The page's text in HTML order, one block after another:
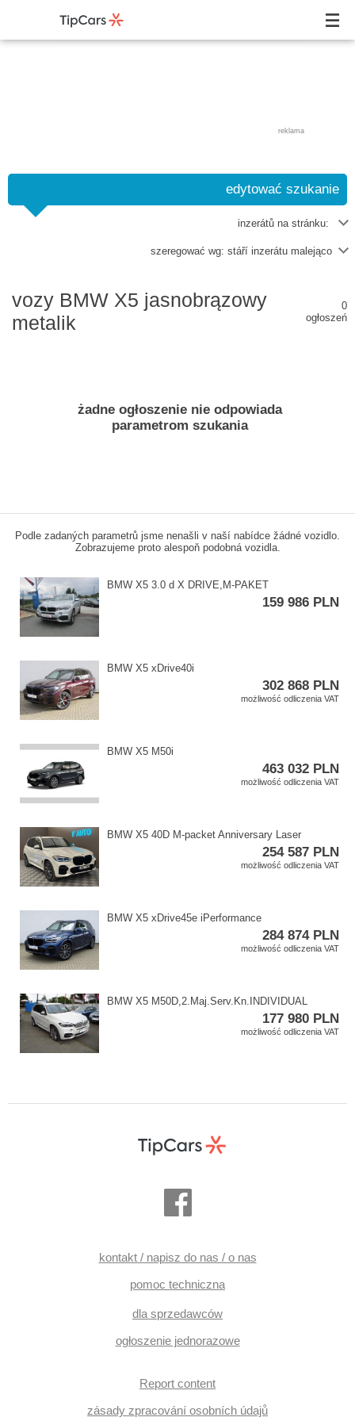
reklama
edytować szukanie
inzerátů na stránku:
szeregować wg: stáří inzerátu malejąco
vozy BMW X5 jasnobrązowy
metalik
0
ogłoszeń
żadne ogłoszenie nie odpowiada
parametrom szukania
Podle zadaných parametrů jsme nenašli v naší nabídce žádné vozidlo.
Zobrazujeme proto alespoň podobná vozidla.
BMW X5 3.0 d X DRIVE,​M​-PAKET
159 986 PLN
BMW X5 xDrive40i
302 868 PLN
możliwość odliczenia VAT
BMW X5 M50i
463 032 PLN
możliwość odliczenia VAT
BMW X5 40D M​-packet Anniversary Laser
254 587 PLN
możliwość odliczenia VAT
BMW X5 xDrive45e iPerformance
284 874 PLN
możliwość odliczenia VAT
BMW X5 M50D,​2.Maj.Serv.Kn.INDIVIDUAL
177 980 PLN
możliwość odliczenia VAT
kontakt / napisz do nas / o nas
pomoc techniczna
dla sprzedawców
ogłoszenie jednorazowe
Report content
zásady zpracování osobních údajů